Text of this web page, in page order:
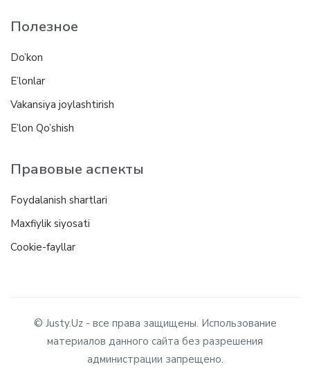
Полезное
Do’kon
E’lonlar
Vakansiya joylashtirish
E’lon Qo’shish
Правовые аспекты
Foydalanish shartlari
Maxfiylik siyosati
Cookie-fayllar
© Justy.Uz - все права защищены. Использование
материалов данного сайта без разрешения
администрации запрещено.